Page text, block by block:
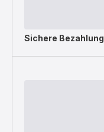
Sichere Bezahlung